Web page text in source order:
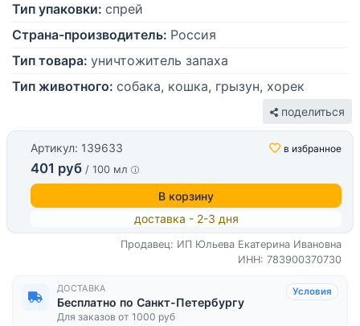
Тип упаковки: спрей
Страна-производитель: Россия
Тип товара: уничтожитель запаха
Тип животного: собака, кошка, грызун, хорек
поделиться
Артикул: 139633 в избранное
401 руб / 100 мл
В корзину
доставка - 2-3 дня
Продавец: ИП Юльева Екатерина Ивановна
ИНН: 783900370730
ДОСТАВКА
Бесплатно по Санкт-Петербургу
Для заказов от 1000 руб
Условия